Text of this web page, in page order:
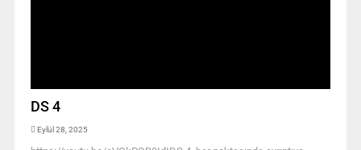
DS 4
Eylül 28, 2025